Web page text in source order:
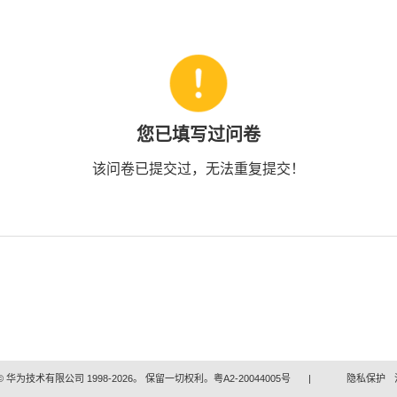
您已填写过问卷
该问卷已提交过，无法重复提交！
华为技术有限公司 1998-2026。 保留一切权利。粤A2-20044005号 | 隐私保护